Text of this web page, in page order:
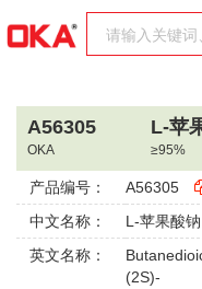
A56305
OKA
L-苹
≥95%
产品编号： A56305
中文名称：
L-苹果酸钠
英文名称：
(2S)-